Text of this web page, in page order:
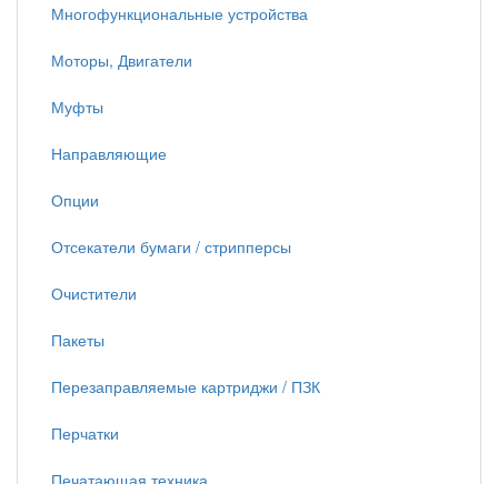
Многофункциональные устройства
Моторы, Двигатели
Муфты
Направляющие
Опции
Отсекатели бумаги / стрипперсы
Очистители
Пакеты
Перезаправляемые картриджи / ПЗК
Перчатки
Печатающая техника